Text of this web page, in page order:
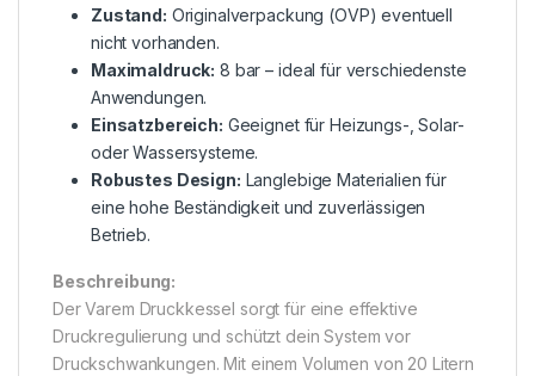
Zustand: Originalverpackung (OVP) eventuell
nicht vorhanden.
Maximaldruck: 8 bar – ideal für verschiedenste
Anwendungen.
Einsatzbereich: Geeignet für Heizungs-, Solar-
oder Wassersysteme.
Robustes Design: Langlebige Materialien für
eine hohe Beständigkeit und zuverlässigen
Betrieb.
Beschreibung:
Der Varem Druckkessel sorgt für eine effektive
Druckregulierung und schützt dein System vor
Druckschwankungen. Mit einem Volumen von 20 Litern